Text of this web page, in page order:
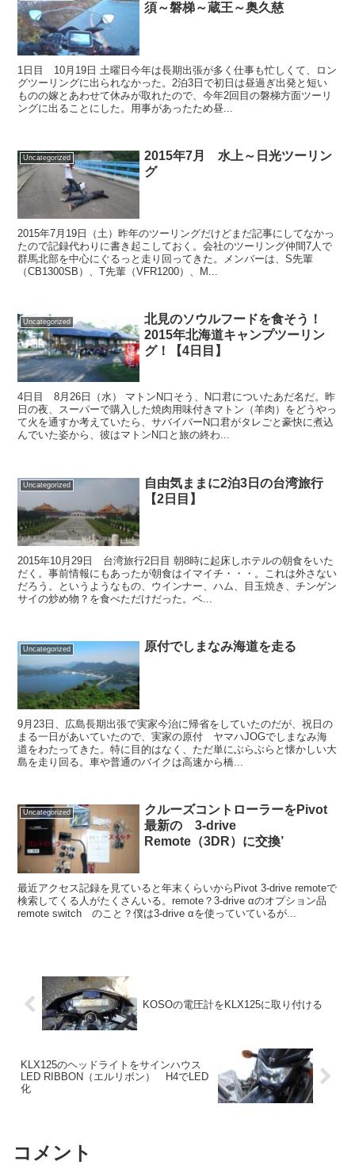
須～磐梯～蔵王～奥久慈
1日目 10月19日 土曜日今年は長期出張が多く仕事も忙しくて、ロン
グツーリングに出られなかった。2泊3日で初日は昼過ぎ出発と短い
ものの嫁とあわせて休みが取れたので、今年2回目の磐梯方面ツーリ
ングに出ることにした。用事があったため昼...
Uncategorized
2015年7月 水上～日光ツーリン
グ
2015年7月19日（土）昨年のツーリングだけどまだ記事にしてなかっ
たので記録代わりに書き起こしておく。会社のツーリング仲間7人で
群馬北部を中心にぐるっと走り回ってきた。メンバーは、S先輩
（CB1300SB）、T先輩（VFR1200）、M...
Uncategorized
北見のソウルフードを食そう！
2015年北海道キャンプツーリン
グ！【4日目】
4日目 8月26日（水） マトンN口そう、N口君についたあだ名だ。昨
日の夜、スーパーで購入した焼肉用味付きマトン（羊肉）をどうやっ
て火を通すか考えていたら、サバイバーN口君がタレごと豪快に煮込
んでいた姿から、彼はマトンN口と旅の終わ...
Uncategorized
自由気ままに2泊3日の台湾旅行
【2日目】
2015年10月29日 台湾旅行2日目 朝8時に起床しホテルの朝食をいた
だく。事前情報にもあったが朝食はイマイチ・・・。これは外さない
だろう。というようなもの、ウインナー、ハム、目玉焼き、チンゲン
サイの炒め物？を食べただけだった。ベ...
Uncategorized 原付でしまなみ海道を走る
9月23日、広島長期出張で実家今治に帰省をしていたのだが、祝日の
まる一日があいていたので、実家の原付 ヤマハJOGでしまなみ海
道をわたってきた。特に目的はなく、ただ単にぶらぶらと懐かしい大
島を走り回る。車や普通のバイクは高速から橋...
Uncategorized
クルーズコントローラーをPivot
最新の 3-drive
Remote（3DR）に交換’
最近アクセス記録を見ていると年末くらいからPivot 3-drive remoteで
検索してくる人がたくさんいる。remote？3-drive αのオプション品
remote switch のこと？僕は3-drive αを使っていているが...
KOSOの電圧計をKLX125に取り付ける
KLX125のヘッドライトをサインハウス
LED RIBBON（エルリボン） H4でLED
化
コメント